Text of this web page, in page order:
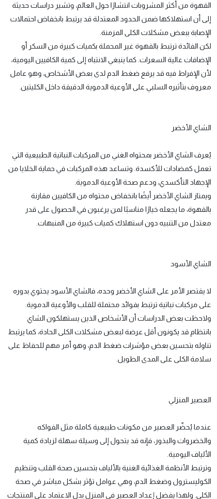
القهوة من أكثر المشروبات انتشارًا حول العالم، وتشير دراسات حديثة
إلى أن استهلاكها ضمن الحدود المعتدلة قد يرتبط بانخفاض احتمالات
الإصابة ببعض مشكلات الكلى المزمنة.
لكن الفائدة ترتبط بالقهوة غير المحملة بكميات كبيرة من السكر أو
الإضافات عالية السعرات. كما ينبغي الانتباه إلى كمية الكافيين اليومية،
لأن الإفراط فيه قد يرفع ضغط الدم لدى بعض الأشخاص، وهو عامل
معروف بتأثيره السلبي على الأوعية الدموية الدقيقة داخل الكليتين.
الشاي الأخضر
يُعرف الشاي الأخضر بمحتواه الغني من المركبات النباتية الطبيعية التي
تعمل كمضادات للأكسدة. وتساعد هذه المركبات في حماية الخلايا من
الإجهاد التأكسدي، ودعم صحة الأوعية الدموية.
ويمتاز الشاي الأخضر أيضًا بانخفاض محتواه من الكافيين مقارنة
بالقهوة، ما يجعله خيارًا مناسبًا لمن يرغبون في الحصول على قدر
معتدل من التنبيه دون استهلاك كميات كبيرة من المنبهات.
الشاي الأسود
لا يقتصر الأمر على الشاي الأخضر وحده، فالشاي الأسود يحتوي بدوره
على مركبات نباتية ترتبط بفوائد محتملة للقلب والأوعية الدموية.
ولاحظت بعض الدراسات أن الأشخاص الذين يستهلكون الشاي
بانتظام قد يكونون أقل عرضة لبعض مشكلات الكلى الحادة، كما يرتبط
تناوله بتحسين بعض مؤشرات ضغط الدم، وهو أمر مهم للحفاظ على
سلامة الكلى على المدى الطويل.
العصير المنزلي
عندما يُحضّر العصير من مكونات طبيعية كاملة مثل الفواكه
والخضروات والبذور، فإنه قد يتحول إلى وسيلة سهلة لزيادة كمية
الألياف اليومية.
وترتبط الأنظمة الغذائية الغنية بالألياف بتحسين صحة القلب وتنظيم
الكوليسترول وضغط الدم، وهي عوامل تؤثر بشكل مباشر في صحة
الكلى. ولهذا يفضل إعداد العصير في المنزل بدل الاعتماد على المنتجات